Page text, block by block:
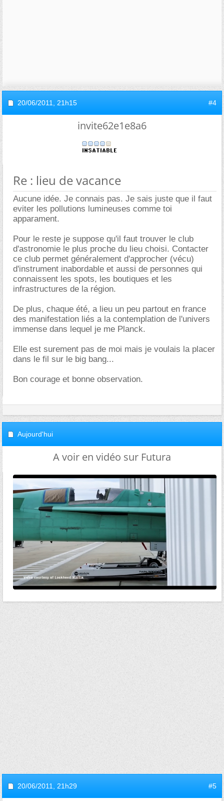
20/06/2011, 21h15 #4
invite62e1e8a6
Re : lieu de vacance
Aucune idée. Je connais pas. Je sais juste que il faut
eviter les pollutions lumineuses comme toi
apparament.
Pour le reste je suppose qu'il faut trouver le club
d'astronomie le plus proche du lieu choisi. Contacter
ce club permet généralement d'approcher (vécu)
d'instrument inabordable et aussi de personnes qui
connaissent les spots, les boutiques et les
infrastructures de la région.
De plus, chaque été, a lieu un peu partout en france
des manifestation liés a la contemplation de l'univers
immense dans lequel je me Planck.
Elle est surement pas de moi mais je voulais la placer
dans le fil sur le big bang...
Bon courage et bonne observation.
Aujourd'hui
A voir en vidéo sur Futura
20/06/2011, 21h29 #5